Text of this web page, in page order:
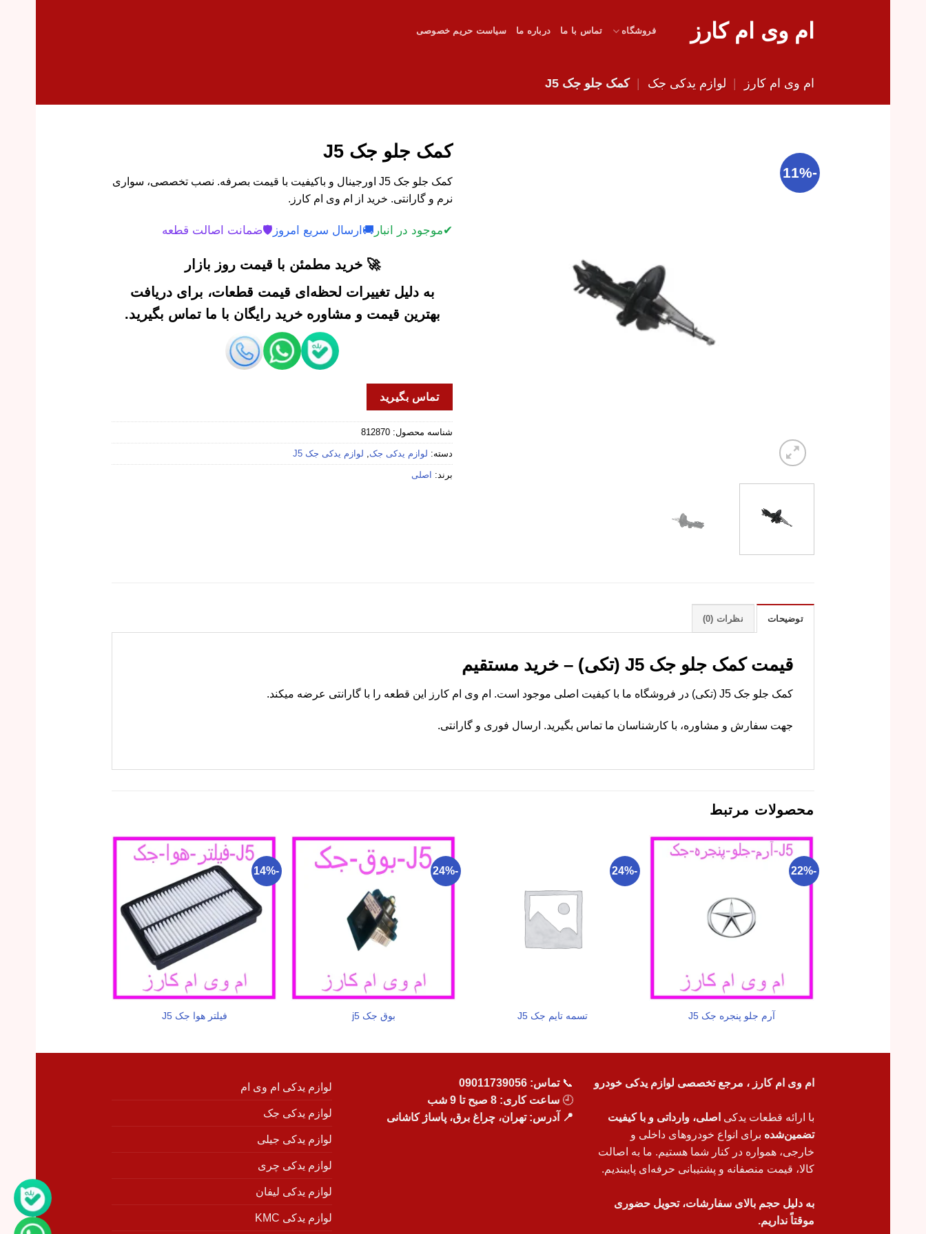
ام وی ام کارز فروشگاه تماس با ما درباره ما سیاست حریم خصوصی
ام وی ام کارز | لوازم یدکی جک | کمک جلو جک J5
-11%
کمک جلو جک J5
کمک جلو جک J5 اورجینال و باکیفیت با قیمت بصرفه. نصب تخصصی، سواری
نرم و گارانتی. خرید از ام وی ام کارز.
✔موجود در انبار 🚚 ارسال سریع امروز 🛡️ضمانت اصالت قطعه
🚀 خرید مطمئن با قیمت روز بازار
به دلیل تغییرات لحظه‌ای قیمت قطعات، برای دریافت
بهترین قیمت و مشاوره خرید رایگان با ما تماس بگیرید.
تماس بگیرید
شناسه محصول: 812870
دسته: لوازم یدکی جک لوازم یدکی جک J5
برند: اصلی
توضیحات نظرات (0)
قیمت کمک جلو جک J5 (تکی) – خرید مستقیم
کمک جلو جک J5 (تکی) در فروشگاه ما با کیفیت اصلی موجود است. ام وی ام کارز این قطعه را با گارانتی عرضه میکند.
جهت سفارش و مشاوره، با کارشناسان ما تماس بگیرید. ارسال فوری و گارانتی.
محصولات مرتبط
-22%
آرم جلو پنجره جک J5
-24%
تسمه تایم جک J5
-24%
بوق جک j5
-14%
فیلتر هوا جک J5
ام وی ام کارز ، مرجع تخصصی لوازم یدکی خودرو
با ارائه قطعات یدکی اصلی، وارداتی و با کیفیت
تضمین‌شده برای انواع خودروهای داخلی و
خارجی، همواره در کنار شما هستیم. ما به اصالت
کالا، قیمت منصفانه و پشتیبانی حرفه‌ای پایبندیم.
به دلیل حجم بالای سفارشات، تحویل حضوری
موقتاً نداریم.
📞تماس: 09011739056
🕘 ساعت کاری: 8 صبح تا 9 شب
📍 آدرس: تهران، چراغ برق، پاساژ کاشانی
لوازم یدکی ام وی ام
لوازم یدکی جک
لوازم یدکی جیلی
لوازم یدکی چری
لوازم یدکی لیفان
لوازم یدکی KMC